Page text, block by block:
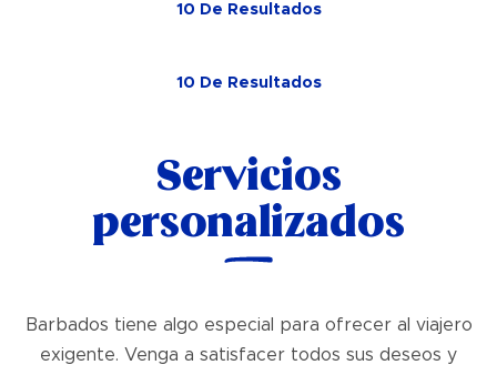
10 De Resultados
10 De Resultados
Servicios
personalizados
Barbados tiene algo especial para ofrecer al viajero
exigente. Venga a satisfacer todos sus deseos y